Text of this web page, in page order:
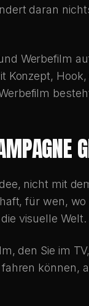
daran
Werbefilm
Konzept,
nicht mit
für wen,
visuelle Welt.
den Sie im
können,